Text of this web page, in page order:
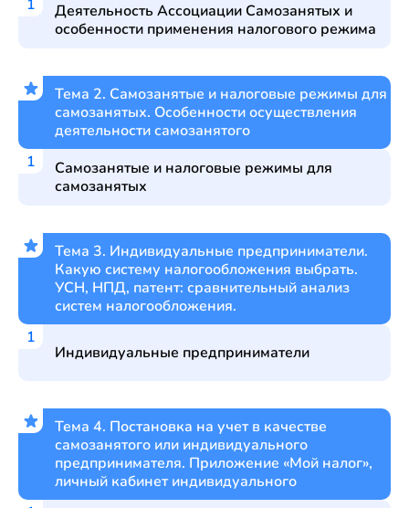
Деятельность Ассоциации Самозанятых и
особенности применения налогового режима
Тема 2. Самозанятые и налоговые режимы для
самозанятых. Особенности осуществления
деятельности самозанятого
Самозанятые и налоговые режимы для
самозанятых
Тема 3. Индивидуальные предприниматели.
Какую систему налогообложения выбрать.
УСН, НПД, патент: сравнительный анализ
систем налогообложения.
Индивидуальные предприниматели
Тема 4. Постановка на учет в качестве
самозанятого или индивидуального
предпринимателя. Приложение «Мой налог»,
личный кабинет индивидуального